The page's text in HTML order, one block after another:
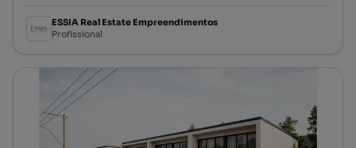
ESSIA Real Estate Empreendimentos
Profissional